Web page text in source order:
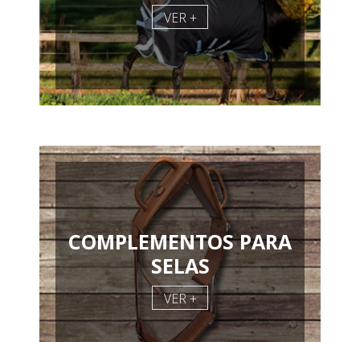
VER +
COMPLEMENTOS PARA
SELAS
VER +